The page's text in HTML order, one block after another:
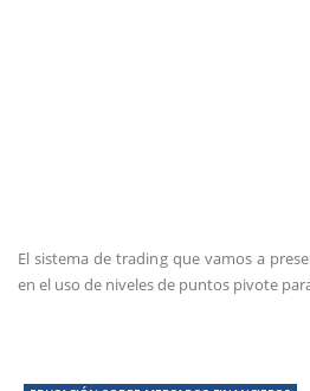
El sistema de trading que vamos a
en el uso de niveles de puntos pivote